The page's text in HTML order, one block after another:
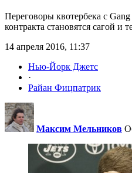
Переговоры квотербека с
контракта становятся сагой и
14 апреля 2016, 11:37
Нью-Йорк Джетс
·
Райан Фицпатрик
Максим Мельников